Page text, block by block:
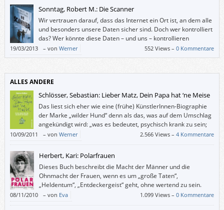
Sonntag, Robert M.: Die Scanner
Wir vertrauen darauf, dass das Internet ein Ort ist, an dem alle
und besonders unsere Daten sicher sind. Doch wer kontrolliert
das? Wer könnte diese Daten – und uns – kontrollieren
(wollen)? Und wer von den heute Geborenen könnte in 22
Jahren ein Scanner wie Rob werden?
19/03/2013 – von Werner 552 Views –0 Kommentare
ALLES ANDERE
Schlösser, Sebastian: Lieber Matz, Dein Papa hat ‘ne Meise
Das liest sich eher wie eine (frühe) KünstlerInnen-Biographie
der Marke „wilder Hund“ denn als das, was auf dem Umschlag
angekündigt wird: „was es bedeutet, psychisch krank zu sein;
und wie schwierig es ist, seine ,Meise‘ zu bezwingen“.
10/09/2011 – von Werner 2.566 Views –4 Kommentare
Herbert, Kari: Polarfrauen
Dieses Buch beschreibt die Macht der Männer und die
Ohnmacht der Frauen, wenn es um „große Taten“,
„Heldentum“, „Entdeckergeist“ geht, ohne wertend zu sein.
08/11/2010 – von Eva 1.099 Views –0 Kommentare